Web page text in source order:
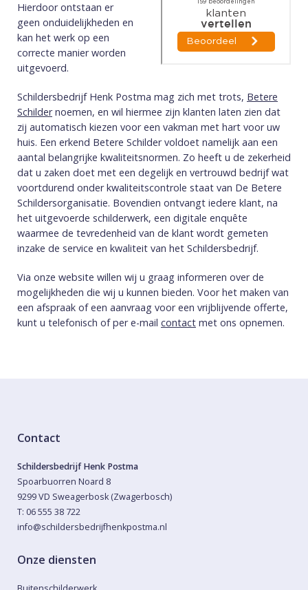
Hierdoor ontstaan er
geen onduidelijkheden en
kan het werk op een
correcte manier worden
uitgevoerd.
Schildersbedrijf Henk Postma mag zich met trots, Betere
Schildernoemen, en wil hiermee zijn klanten laten zien dat
zij automatisch kiezen voor een vakman met hart voor uw
huis. Een erkend Betere Schilder voldoet namelijk aan een
aantal belangrijke kwaliteitsnormen. Zo heeft u de zekerheid
dat u zaken doet met een degelijk en vertrouwd bedrijf wat
voortdurend onder kwaliteitscontrole staat van De Betere
Schildersorganisatie. Bovendien ontvangt iedere klant, na
het uitgevoerde schilderwerk, een digitale enquête
waarmee de tevredenheid van de klant wordt gemeten
inzake de service en kwaliteit van het Schildersbedrijf.
Via onze website willen wij u graag informeren over de
mogelijkheden die wij u kunnen bieden. Voor het maken van
een afspraak of een aanvraag voor een vrijblijvende offerte,
kunt u telefonisch of per e-mail contact met ons opnemen.
Contact
Schildersbedrijf Henk Postma
Spoarbuorren Noard 8
9299 VD Sweagerbosk (Zwagerbosch)
T: 06 555 38 722
info@schildersbedrijfhenkpostma.nl
Onze diensten